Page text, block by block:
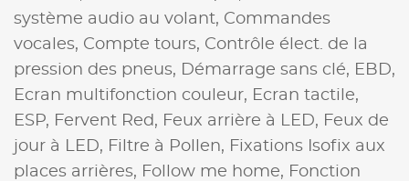
système audio au volant, Commandes
vocales, Compte tours, Contrôle élect. de la
pression des pneus,
Démarrage sans clé, EBD,
Ecran multifonction couleur, Ecran tactile,
ESP, Fervent Red, Feux arrière à LED, Feux de
jour à LED, Filtre à Pollen, Fixations Isofix aux
places arrières, Follow me home, Fonction